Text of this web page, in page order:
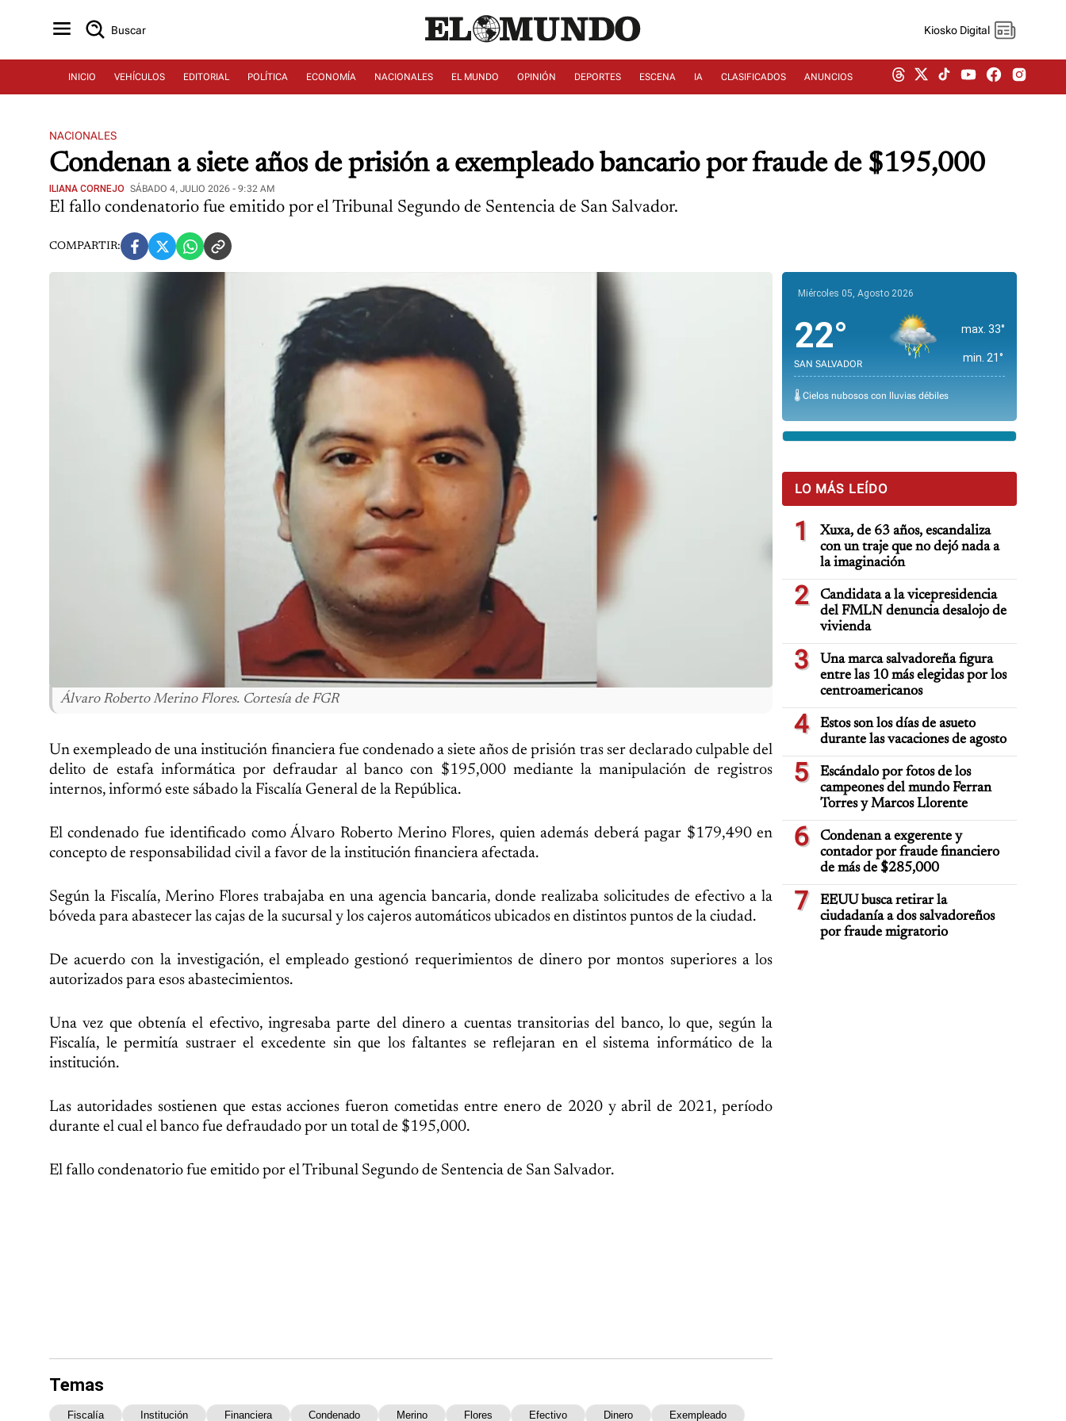
Buscar Kiosko Digital
INICIO VEHÍCULOS EDITORIAL POLÍTICA ECONOMÍA NACIONALES EL MUNDO OPINIÓN DEPORTES ESCENA IA CLASIFICADOS ANUNCIOS
NACIONALES
Condenan a siete años de prisión a exempleado bancario por fraude de $195,000
ILIANA CORNEJO SÁBADO 4, JULIO 2026 - 9:32 AM
El fallo condenatorio fue emitido por el Tribunal Segundo de Sentencia de San Salvador.
COMPARTIR:
Álvaro Roberto Merino Flores. Cortesía de FGR
Un exempleado de una institución financiera fue condenado a siete años de prisión tras ser declarado culpable del
delito de estafa informática por defraudar al banco con $195,000 mediante la manipulación de registros
internos, informó este sábado la Fiscalía General de la República.
El condenado fue identificado como Álvaro Roberto Merino Flores, quien además deberá pagar $179,490 en
concepto de responsabilidad civil a favor de la institución financiera afectada.
Según la Fiscalía, Merino Flores trabajaba en una agencia bancaria, donde realizaba solicitudes de efectivo a la
bóveda para abastecer las cajas de la sucursal y los cajeros automáticos ubicados en distintos puntos de la ciudad.
De acuerdo con la investigación, el empleado gestionó requerimientos de dinero por montos superiores a los
autorizados para esos abastecimientos.
Una vez que obtenía el efectivo, ingresaba parte del dinero a cuentas transitorias del banco, lo que, según la
Fiscalía, le permitía sustraer el excedente sin que los faltantes se reflejaran en el sistema informático de la
institución.
Las autoridades sostienen que estas acciones fueron cometidas entre enero de 2020 y abril de 2021, período
durante el cual el banco fue defraudado por un total de $195,000.
El fallo condenatorio fue emitido por el Tribunal Segundo de Sentencia de San Salvador.
Temas
Fiscalía Institución Financiera Condenado Merino Flores Efectivo Dinero Exempleado
Miércoles 05, Agosto 2026
22°
SAN SALVADOR
max. 33°
min. 21°
🌡️ Cielos nubosos con lluvias débiles
LO MÁS LEÍDO
1
Xuxa, de 63 años, escandaliza
con un traje que no dejó nada a
la imaginación
2
Candidata a la vicepresidencia
del FMLN denuncia desalojo de
vivienda
3
Una marca salvadoreña figura
entre las 10 más elegidas por los
centroamericanos
4
Estos son los días de asueto
durante las vacaciones de agosto
5
Escándalo por fotos de los
campeones del mundo Ferran
Torres y Marcos Llorente
6
Condenan a exgerente y
contador por fraude financiero
de más de $285,000
7
EEUU busca retirar la
ciudadanía a dos salvadoreños
por fraude migratorio